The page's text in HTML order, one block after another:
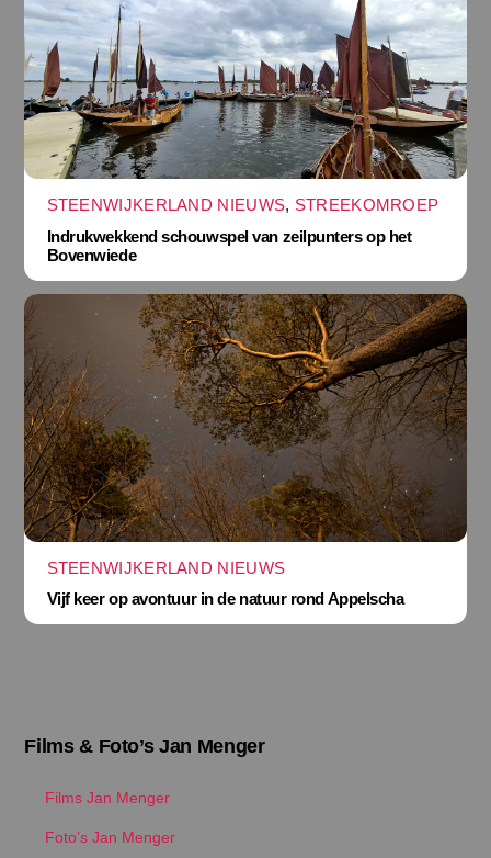
STEENWIJKERLAND NIEUWS, STREEKOMROEP
Indrukwekkend schouwspel van zeilpunters op het
Bovenwiede
STEENWIJKERLAND NIEUWS
Vijf keer op avontuur in de natuur rond Appelscha
Films & Foto’s Jan Menger
Films Jan Menger
Foto’s Jan Menger